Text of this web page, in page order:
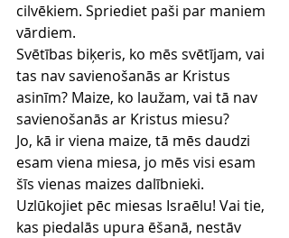
cilvēkiem. Spriediet paši par maniem
vārdiem.
Svētības biķeris, ko mēs svētījam, vai
tas nav savienošanās ar Kristus
asinīm? Maize, ko laužam, vai tā nav
savienošanās ar Kristus miesu?
Jo, kā ir viena maize, tā mēs daudzi
esam viena miesa, jo mēs visi esam
šīs vienas maizes dalībnieki.
Uzlūkojiet pēc miesas Israēlu! Vai tie,
kas piedalās upura ēšanā, nestāv